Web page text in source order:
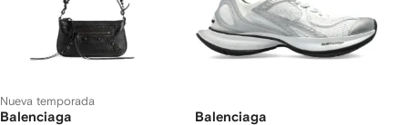
Nueva temporada
Balenciaga Balenciaga